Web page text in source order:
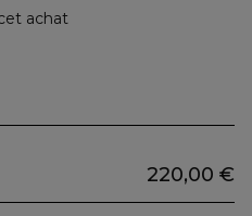
achat
220,00 €